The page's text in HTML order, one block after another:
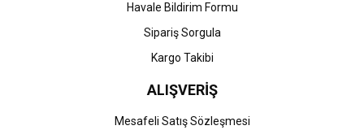
Gönder
Havale Bildirim Formu
Sipariş Sorgula
Kargo Takibi
ALIŞVERİŞ
Mesafeli Satış Sözleşmesi